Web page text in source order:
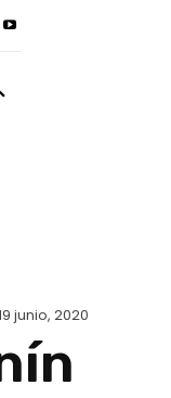
junio, 2020